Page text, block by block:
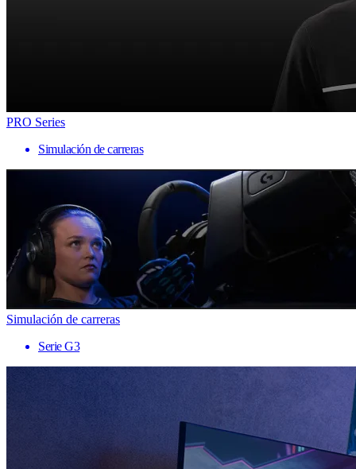
PRO Series
Simulación de carreras
Simulación de carreras
Serie G3